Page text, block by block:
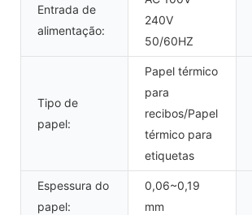
Entrada de
alimentação:
240V
50/60HZ
Tipo de
papel:
Papel térmico
para
recibos/Papel
térmico para
etiquetas
Espessura do
papel:
0,06~0,19
mm